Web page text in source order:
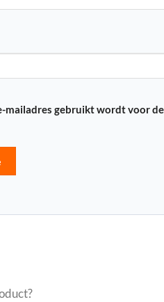
mailadres gebruikt wordt voor